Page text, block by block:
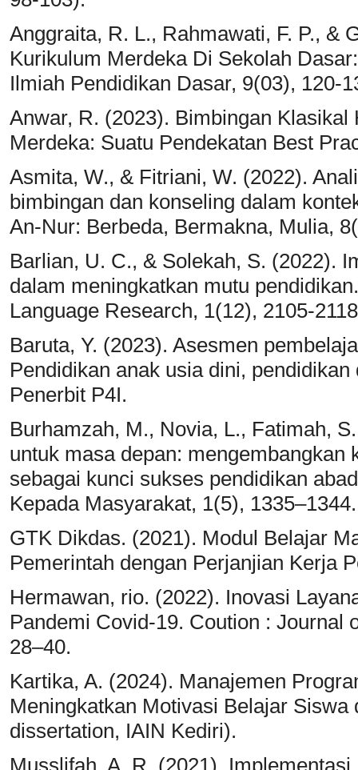
Anggraita, R. L., Rahmawati, F. P., &
Kurikulum Merdeka Di Sekolah
Ilmiah Pendidikan Dasar, 9(03), 120-
Anwar, R. (2023). Bimbingan
Merdeka: Suatu Pendekatan Best
Asmita, W., & Fitriani, W. (2022).
bimbingan dan konseling dalam
An-Nur: Berbeda, Bermakna, Mulia,
Barlian, U. C., & Solekah, S. (2022).
dalam meningkatkan mutu
Language Research, 1(12), 2105-
Baruta, Y. (2023). Asesmen
Pendidikan anak usia dini,
Penerbit P4I.
Burhamzah, M., Novia, L., Fatimah,
untuk masa depan: mengembangkan
sebagai kunci sukses pendidikan
Kepada Masyarakat, 1(5), 1335–1344.
GTK Dikdas. (2021). Modul Belajar
Pemerintah dengan Perjanjian Kerja
Hermawan, rio. (2022). Inovasi
Pandemi Covid-19. Coution : Journal
28–40.
Kartika, A. (2024). Manajemen
Meningkatkan Motivasi Belajar
dissertation, IAIN Kediri).